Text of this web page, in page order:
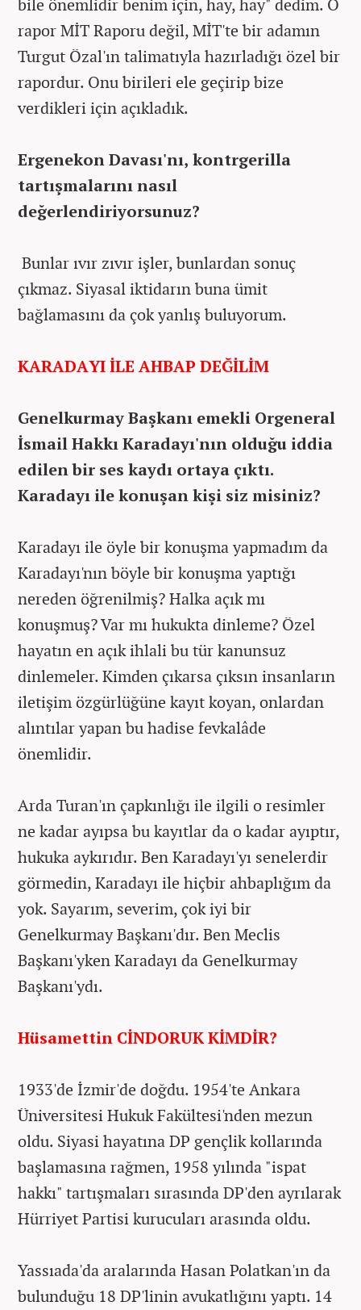
bile önemlidir benim için, hay, hay" dedim. O
rapor MİT Raporu değil, MİT'te bir adamın
Turgut Özal'ın talimatıyla hazırladığı özel bir
rapordur. Onu birileri ele geçirip bize
verdikleri için açıkladık.
Ergenekon Davası'nı, kontrgerilla
tartışmalarını nasıl
değerlendiriyorsunuz?
Bunlar ıvır zıvır işler, bunlardan sonuç
çıkmaz. Siyasal iktidarın buna ümit
bağlamasını da çok yanlış buluyorum.
KARADAYI İLE AHBAP DEĞİLİM
Genelkurmay Başkanı emekli Orgeneral
İsmail Hakkı Karadayı'nın olduğu iddia
edilen bir ses kaydı ortaya çıktı.
Karadayı ile konuşan kişi siz misiniz?
Karadayı ile öyle bir konuşma yapmadım da
Karadayı'nın böyle bir konuşma yaptığı
nereden öğrenilmiş? Halka açık mı
konuşmuş? Var mı hukukta dinleme? Özel
hayatın en açık ihlali bu tür kanunsuz
dinlemeler. Kimden çıkarsa çıksın insanların
iletişim özgürlüğüne kayıt koyan, onlardan
alıntılar yapan bu hadise fevkalâde
önemlidir.
Arda Turan'ın çapkınlığı ile ilgili o resimler
ne kadar ayıpsa bu kayıtlar da o kadar ayıptır,
hukuka aykırıdır. Ben Karadayı'yı senelerdir
görmedin, Karadayı ile hiçbir ahbaplığım da
yok. Sayarım, severim, çok iyi bir
Genelkurmay Başkanı'dır. Ben Meclis
Başkanı'yken Karadayı da Genelkurmay
Başkanı'ydı.
Hüsamettin CİNDORUK KİMDİR?
1933'de İzmir'de doğdu. 1954'te Ankara
Üniversitesi Hukuk Fakültesi'nden mezun
oldu. Siyasi hayatına DP gençlik kollarında
başlamasına rağmen, 1958 yılında "ispat
hakkı" tartışmaları sırasında DP'den ayrılarak
Hürriyet Partisi kurucuları arasında oldu.
Yassıada'da aralarında Hasan Polatkan'ın da
bulunduğu 18 DP'linin avukatlığını yaptı. 14